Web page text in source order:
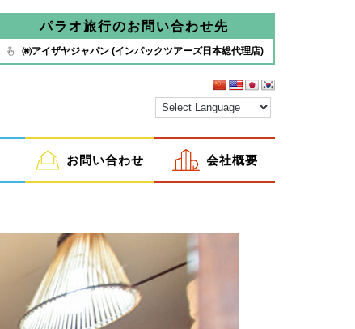
パラオ旅行のお問い合わせ先
㈱アイザヤジャパン (インパックツアーズ日本総代理店)
お問い合わせ 会社概要